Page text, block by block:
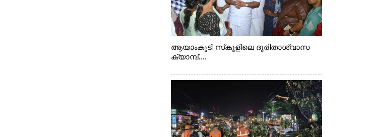
ആയാംകുടി സ്‌കൂളിലെ ദുരിതാശ്വാസ
ക്യാമ്പ്....